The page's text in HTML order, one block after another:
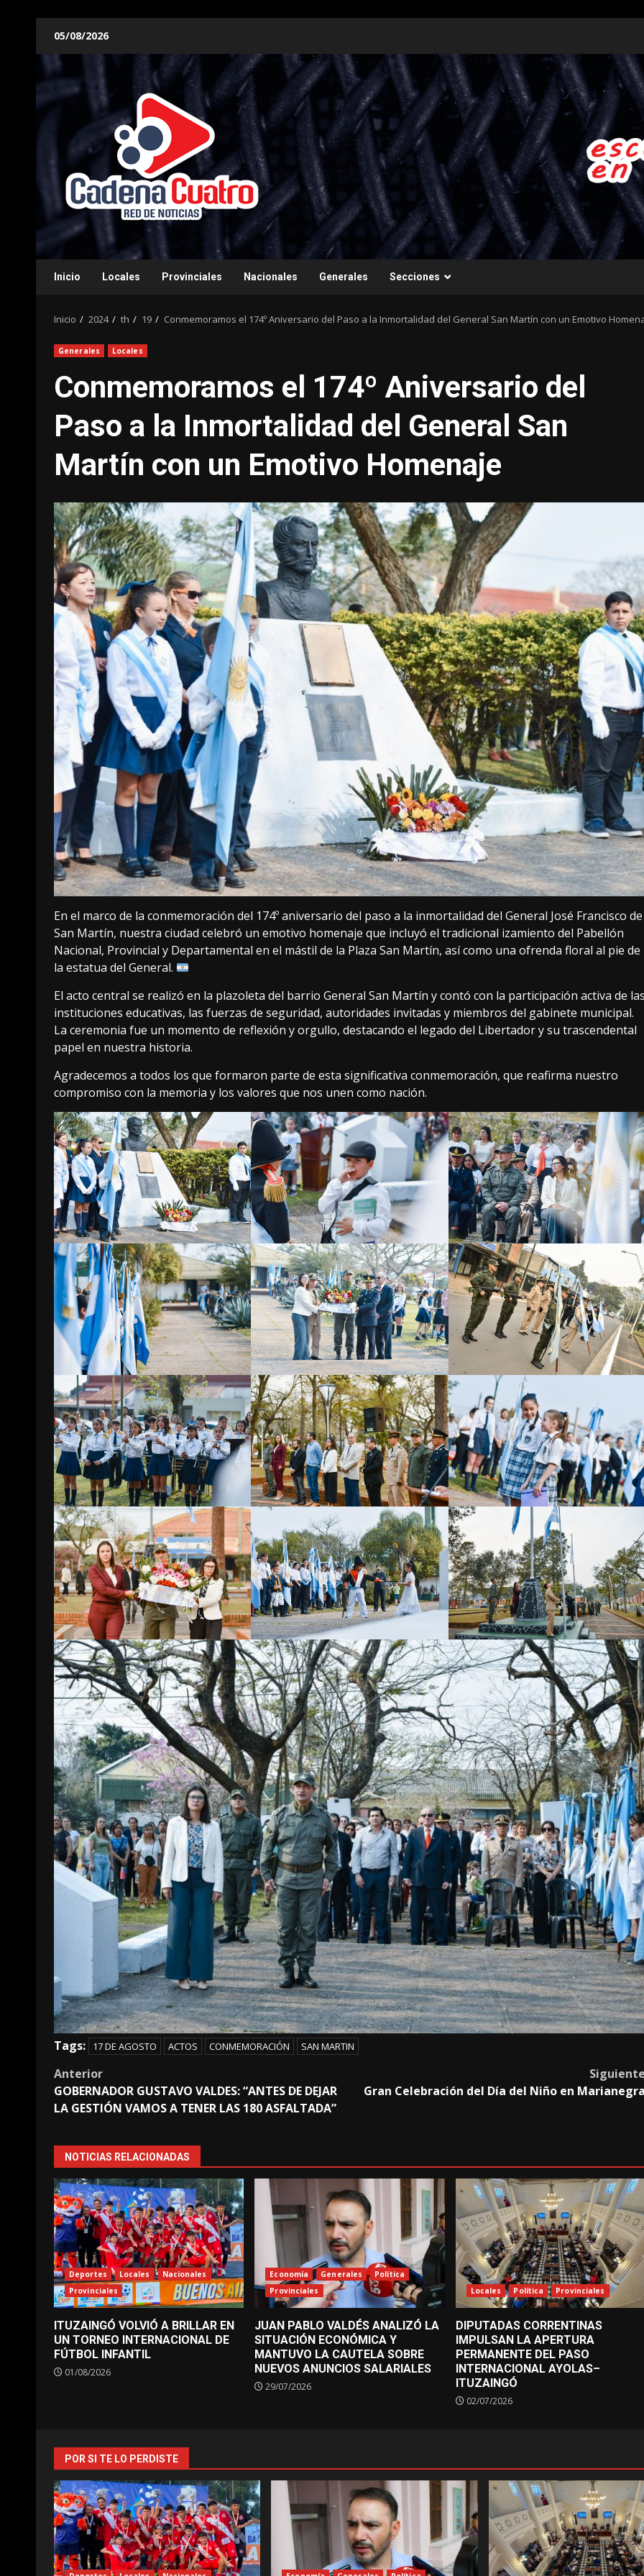
contenido
05/08/2026
Inicio Locales Provinciales Nacionales Generales Secciones
Inicio 2024 th 19 Conmemoramos el 174º Aniversario del Paso a la Inmortalidad del General San Martín con un Emotivo
Generales Locales
Conmemoramos el 174º Aniversario del
Paso a la Inmortalidad del General San
Martín con un Emotivo Homenaje
En el marco de la conmemoración del 174º aniversario del paso a la inmortalidad del General José Francisco de
San Martín, nuestra ciudad celebró un emotivo homenaje que incluyó el tradicional izamiento del Pabellón
Nacional, Provincial y Departamental en el mástil de la Plaza San Martín, así como una ofrenda floral al pie de
la estatua del General.
El acto central se realizó en la plazoleta del barrio General San Martín y contó con la participación activa de
instituciones educativas, las fuerzas de seguridad, autoridades invitadas y miembros del gabinete municipal.
La ceremonia fue un momento de reflexión y orgullo, destacando el legado del Libertador y su trascendental
papel en nuestra historia.
Agradecemos a todos los que formaron parte de esta significativa conmemoración, que reafirma nuestro
compromiso con la memoria y los valores que nos unen como nación.
Tags: 17 DE AGOSTO ACTOS CONMEMORACIÓN SAN MARTIN
Post
navigation
Anterior
GOBERNADOR GUSTAVO VALDES: “ANTES DE DEJAR
LA GESTIÓN VAMOS A TENER LAS 180 ASFALTADA”
Gran Celebración del Día del Niño en
NOTICIAS RELACIONADAS
Deportes Locales
Nacionales
Provinciales
ITUZAINGÓ VOLVIÓ A BRILLAR EN
UN TORNEO INTERNACIONAL DE
FÚTBOL INFANTIL
01/08/2026
Economía Generales
Política
Provinciales
JUAN PABLO VALDÉS ANALIZÓ LA
SITUACIÓN ECONÓMICA Y
MANTUVO LA CAUTELA SOBRE
NUEVOS ANUNCIOS SALARIALES
29/07/2026
Locales Política Provinciales
DIPUTADAS CORRENTINAS
IMPULSAN LA APERTURA
PERMANENTE DEL PASO
INTERNACIONAL AYOLAS–
ITUZAINGÓ
02/07/2026
POR SI TE LO PERDISTE